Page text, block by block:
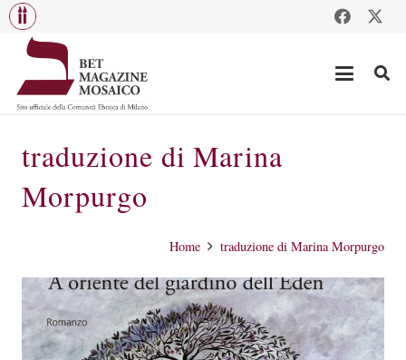
traduzione di Marina
Morpurgo
Home traduzione di Marina Morpurgo